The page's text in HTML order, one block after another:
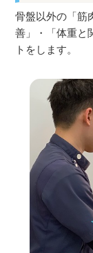
骨盤以外の 「
善」
・
「体重
トをします。